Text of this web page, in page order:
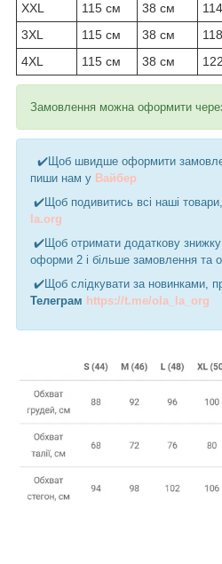
XXL
115 см 38 см
3XL
115 см 38 см
4XL
115 см 38 см
Замовлення можна оформити
✔️Щоб швидше оформити
пиши нам у Вайбер
✔️Щоб подивитись всі наші
la.org
✔️Щоб отримати додаткову знижку
оформи 2 і більше замовлення та
✔️Щоб слідкувати за новинками,
Телеграм https://t.me/ola_la_org